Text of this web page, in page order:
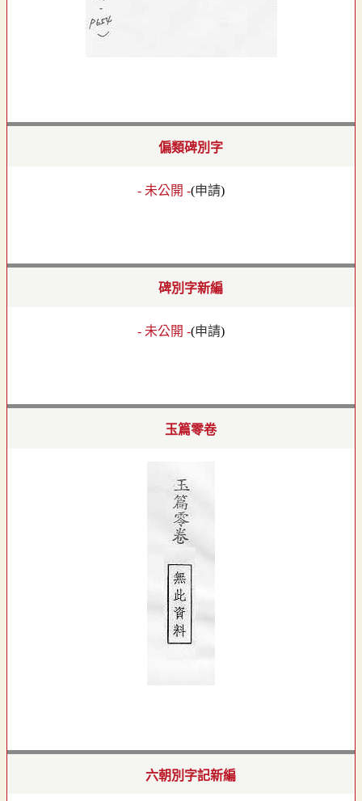
偏類碑別字
- 未公開 -(申請)
碑別字新編
- 未公開 -(申請)
玉篇零卷
六朝別字記新編